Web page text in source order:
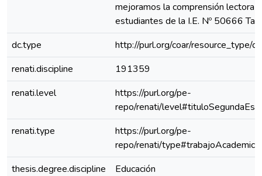
mejoramos la comprensión lectora
estudiantes de la I.E. Nº 50666
dc.type
http://purl.org/coar/resource_type/
renati.discipline
191359
renati.level
https://purl.org/pe-
repo/renati/
renati.type
https://purl.org/pe-
repo/renati/type#trabajoAcademico
thesis.degree.discipline
Educación